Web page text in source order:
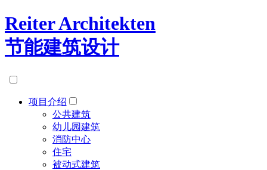
Reiter Architekten
节能建筑设计
项目介绍
公共建筑
幼儿园建筑
消防中心
住宅
被动式建筑